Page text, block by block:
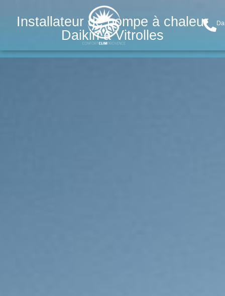
Installateur de pompe à chaleur
Daikin à Vitrolles